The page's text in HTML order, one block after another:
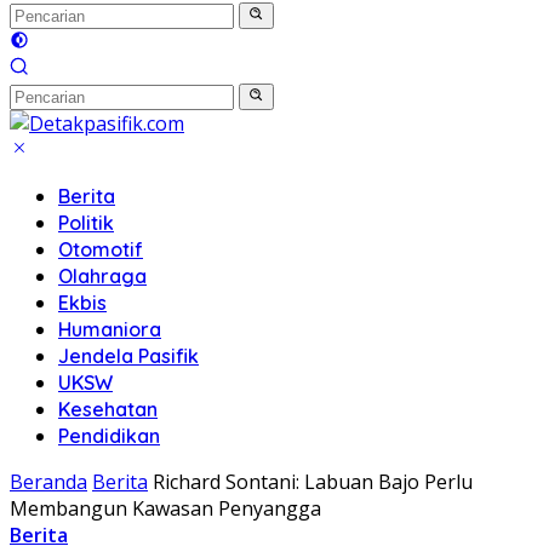
Berita
Politik
Otomotif
Olahraga
Ekbis
Humaniora
Jendela Pasifik
UKSW
Kesehatan
Pendidikan
Beranda Berita Richard Sontani: Labuan Bajo Perlu
Membangun Kawasan Penyangga
Berita